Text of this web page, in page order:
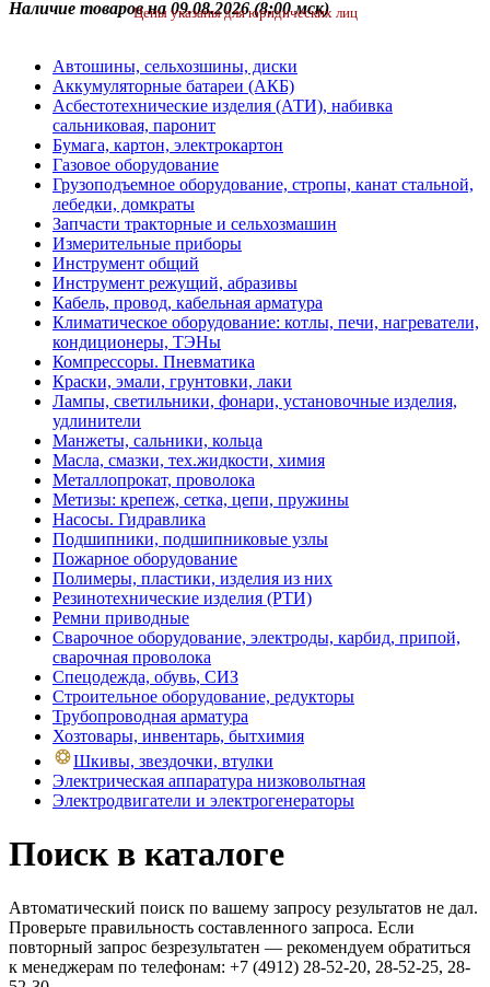
Наличие товаров на 09.08.2026 (8:00 мск)
Цены указаны для юридических лиц
Автошины, сельхозшины, диски
Аккумуляторные батареи (АКБ)
Асбестотехнические изделия (АТИ), набивка
сальниковая, паронит
Бумага, картон, электрокартон
Газовое оборудование
Грузоподъемное оборудование, стропы, канат стальной,
лебедки, домкраты
Запчасти тракторные и сельхозмашин
Измерительные приборы
Инструмент общий
Инструмент режущий, абразивы
Кабель, провод, кабельная арматура
Климатическое оборудование: котлы, печи, нагреватели,
кондиционеры, ТЭНы
Компрессоры. Пневматика
Краски, эмали, грунтовки, лаки
Лампы, светильники, фонари, установочные изделия,
удлинители
Манжеты, сальники, кольца
Масла, смазки, тех.жидкости, химия
Металлопрокат, проволока
Метизы: крепеж, сетка, цепи, пружины
Насосы. Гидравлика
Подшипники, подшипниковые узлы
Пожарное оборудование
Полимеры, пластики, изделия из них
Резинотехнические изделия (РТИ)
Ремни приводные
Сварочное оборудование, электроды, карбид, припой,
сварочная проволока
Спецодежда, обувь, СИЗ
Строительное оборудование, редукторы
Трубопроводная арматура
Хозтовары, инвентарь, бытхимия
Шкивы, звездочки, втулки
Электрическая аппаратура низковольтная
Электродвигатели и электрогенераторы
Поиск в каталоге
Автоматический поиск по вашему запросу результатов не дал.
Проверьте правильность составленного запроса. Если
повторный запрос безрезультатен — рекомендуем обратиться
к менеджерам по телефонам: +7 (4912) 28-52-20, 28-52-25, 28-